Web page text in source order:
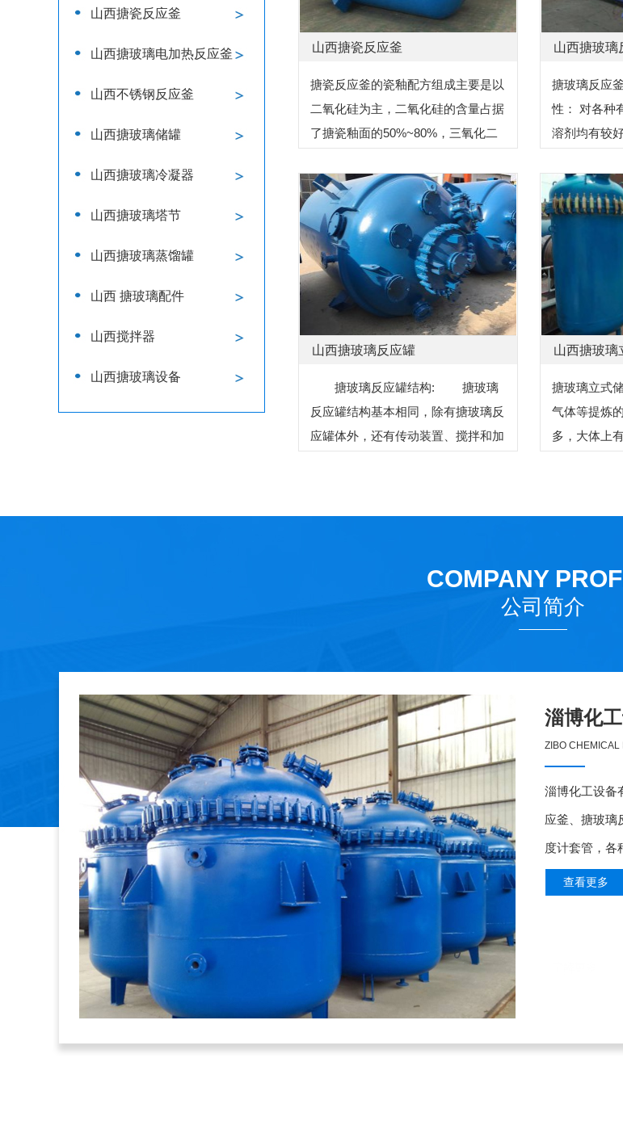
山西搪瓷反应釜
山西搪玻璃电加热反应釜
山西不锈钢反应釜
山西搪玻璃储罐
山西搪玻璃冷凝器
山西搪玻璃塔节
山西搪玻璃蒸馏罐
山西 搪玻璃配件
山西搅拌器
山西搪玻璃设备
山西搪瓷反应釜
搪瓷反应釜的瓷釉配方组成主要是以
二氧化硅为主，二氧化硅的含量占据
了搪瓷釉面的50%~80%，三氧化二
左右，氧化钴在3%左右。从而我们
可以看...
山西搪玻璃
搪玻璃反应
性： 对各种
溶剂均有较
煮沸48h，
山西搪玻璃反应罐
搪玻璃反应罐结构: 搪玻璃
反应罐结构基本相同，除有搪玻璃反
应罐体外，还有传动装置、搅拌和加
山西搪玻璃
搪玻璃立式
气体等提炼
多，大体上
COMPANY
公司简介
淄博化
ZIBO CHEMICAL
淄博化工设备
应釜、搪玻璃
度计套管，各
查看更多